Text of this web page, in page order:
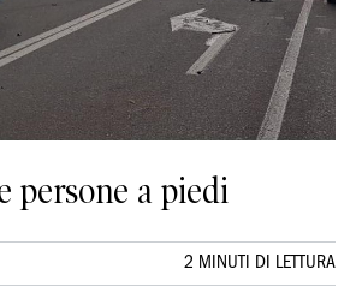
persone a piedi
2 MINUTI DI LETTURA